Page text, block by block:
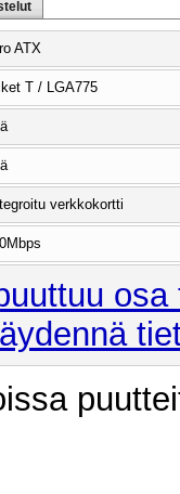
ATX
T / LGA775
verkkokortti